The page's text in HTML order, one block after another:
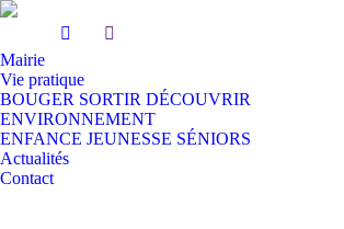
Mairie
Vie pratique
BOUGER SORTIR DÉCOUVRIR
ENVIRONNEMENT
ENFANCE JEUNESSE SÉNIORS
Actualités
Contact